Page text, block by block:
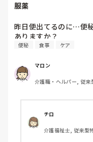
服薬
昨日便出てるのに…便
ありますか？
便秘 食事 ケア
マロン
介護職・ヘルパー, 従
チロ
介護福祉士, 従来型